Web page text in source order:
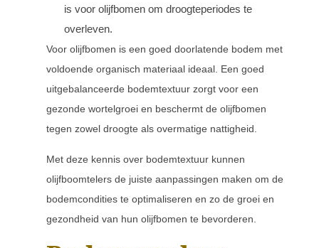
is voor olijfbomen om droogteperiodes te
overleven.
Voor olijfbomen is een goed doorlatende bodem met
voldoende organisch materiaal ideaal. Een goed
uitgebalanceerde bodemtextuur zorgt voor een
gezonde wortelgroei en beschermt de olijfbomen
tegen zowel droogte als overmatige nattigheid.
Met deze kennis over bodemtextuur kunnen
olijfboomtelers de juiste aanpassingen maken om de
bodemcondities te optimaliseren en zo de groei en
gezondheid van hun olijfbomen te bevorderen.